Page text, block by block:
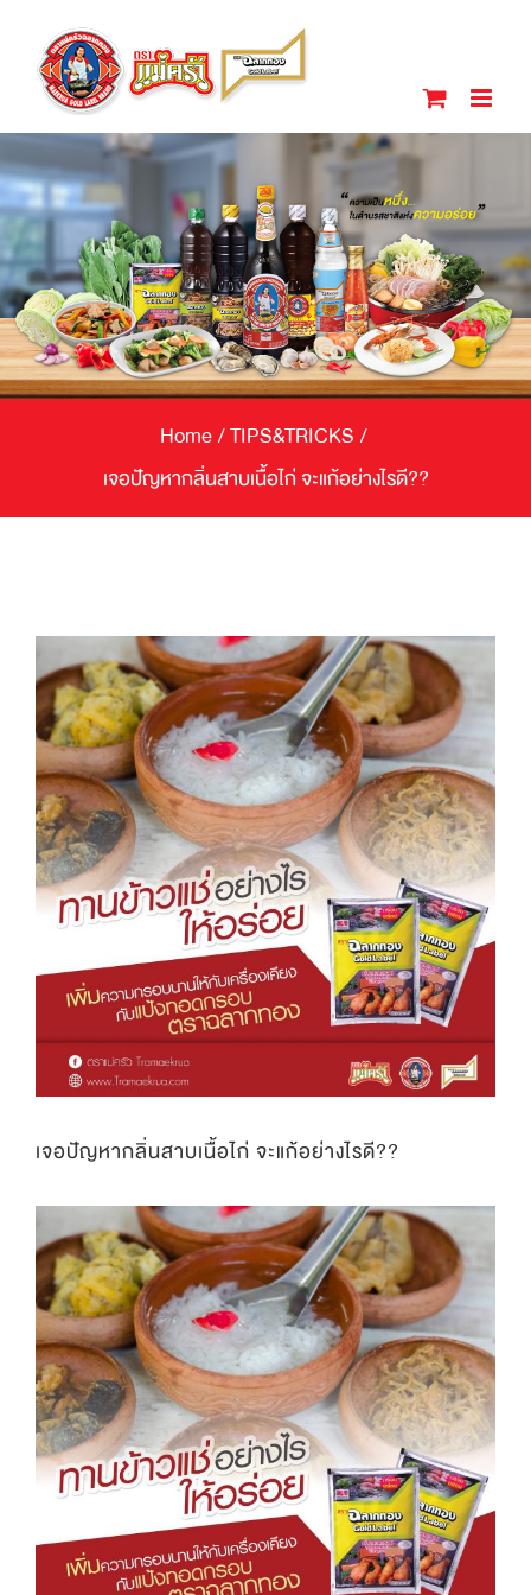
content
Home/TIPS&TRICKS /
เจอปัญหากลิ่นสาบเนื้อไก่ จะแก้อย่างไรดี??
Larger
Image
เจอปัญหากลิ่นสาบเนื้อไก่ จะแก้อย่างไรดี??